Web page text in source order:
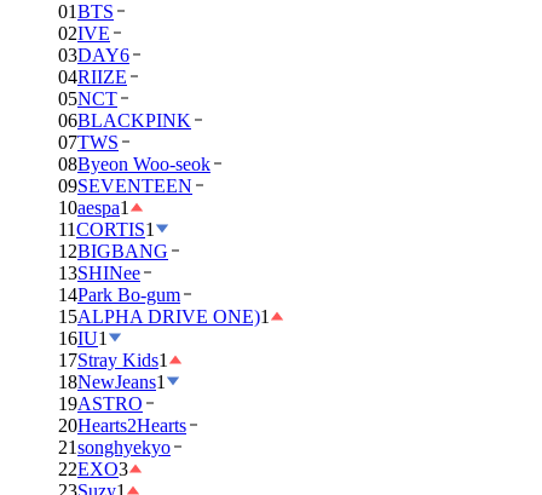
01BTS
02IVE
03DAY6
04RIIZE
05NCT
06BLACKPINK
07TWS
08Byeon Woo-seok
09SEVENTEEN
10aespa1
11CORTIS1
12BIGBANG
13SHINee
14Park Bo-gum
15ALPHA DRIVE ONE)1
16IU1
17Stray Kids1
18NewJeans1
19ASTRO
20Hearts2Hearts
21songhyekyo
22EXO3
23Suzy1